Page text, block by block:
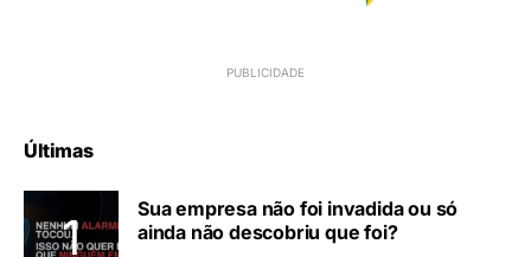
Últimas
Sua empresa não foi invadida ou só
ainda não descobriu que foi?